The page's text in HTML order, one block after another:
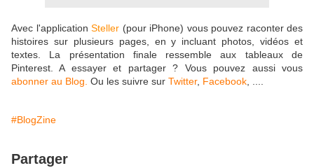
Avec l'application Steller (pour iPhone) vous pouvez raconter des
histoires sur plusieurs pages, en y incluant photos, vidéos et
textes. La présentation finale ressemble aux tableaux de
Pinterest. A essayer et partager ? Vous pouvez aussi vous
abonner au Blog. Ou les suivre sur Twitter, Facebook
#BlogZine
Partager